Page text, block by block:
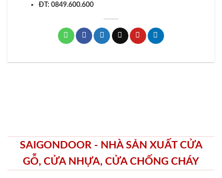
ĐT: 0849.600.600
SAIGONDOOR - NHÀ SẢN XUẤT CỬA
GỖ, CỬA NHỰA, CỬA CHỐNG CHÁY